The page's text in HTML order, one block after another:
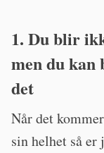
1. Du blir
men du kan
det
Når det
sin helhet så